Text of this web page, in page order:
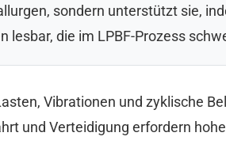
sondern unterstützt sie,
lesbar, die im LPBF-Prozess
Vibrationen und zyklische
und Verteidigung erfordern